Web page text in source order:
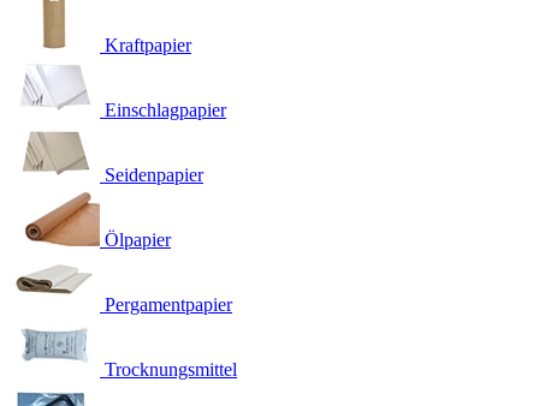
Kraftpapier
Einschlagpapier
Seidenpapier
Ölpapier
Pergamentpapier
Trocknungsmittel